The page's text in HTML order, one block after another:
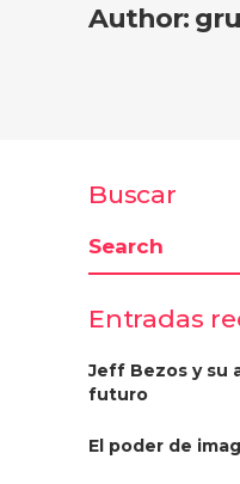
Author:
Buscar
Entradas
Jeff Bezos y su
futuro
El poder de